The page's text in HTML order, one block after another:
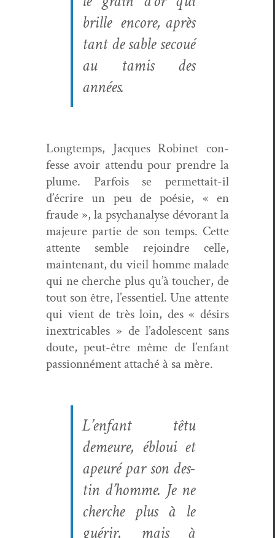
brille encore, après
tant de sable sec­oué
au tamis des
années.
Longtemps, Jacques Robi­net con­
fesse avoir atten­du pour pren­dre la
plume. Par­fois se per­me­t­tait-il
d’écrire un peu de poésie, « en
fraude », la psy­ch­analyse dévo­rant la
majeure par­tie de son temps. Cette
attente sem­ble rejoin­dre celle,
main­tenant, du vieil homme malade
qui ne cherche plus qu’à touch­er, de
tout son être, l’essen­tiel. Une attente
qui vient de très loin, des « désirs
inex­tri­ca­bles » de l’ado­les­cent sans
doute, peut-être même de l’en­fant
pas­sion­né­ment attaché à sa mère.
L’en­fant têtu
demeure, ébloui et
apeuré par son des­
tin d’homme. Je ne
cherche plus à le
guérir, mais à